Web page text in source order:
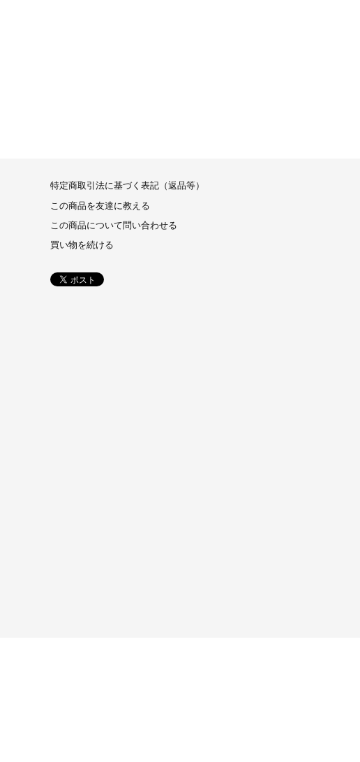
特定商取引法に基づく表記（返品等）
この商品を友達に教える
この商品について問い合わせる
買い物を続ける